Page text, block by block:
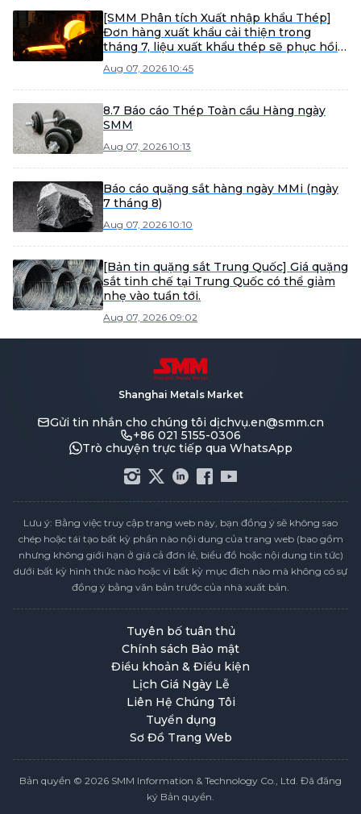
[SMM Phân tích Xuất nhập khẩu Thép]
Đơn hàng xuất khẩu cải thiện trong
tháng 7, liệu xuất khẩu thép sẽ phục hồi
Aug 07, 2026 10:45
8.7 Báo cáo Thép Toàn cầu Hàng ngày
SMM
Aug 07, 2026 10:13
Báo cáo quặng sắt hàng ngày MMi (ngày
7 tháng 8)
Aug 07, 2026 10:10
[Bản tin quặng sắt Trung Quốc] Giá quặng
sắt tinh chế tại Trung Quốc có thể giảm
nhẹ vào tuần tới.
Aug 07, 2026 09:02
Shanghai Metals Market
Gửi tin nhắn cho chúng tôi dịchvụ.en@smm.cn
+86 021 5155-0306
Trò chuyện trực tiếp qua WhatsApp
Lưu ý: Bằng việc truy cập trang web này, bạn đồng ý sẽ không sao
chép hoặc tái tạo bất kỳ phần nào nội dung của trang web (bao gồm
nhưng không giới hạn ở giá cả đơn lẻ, biểu đồ hoặc nội dung tin tức)
dưới bất kỳ hình thức nào hoặc vì bất kỳ mục đích nào mà không có sự
đồng ý bằng văn bản trước của nhà xuất bản.
Tuyên bố tuân thủ
Chính sách Bảo mật
Điều khoản & Điều kiện
Lịch Giá Ngày Lễ
Liên Hệ Chúng Tôi
Tuyển dụng
Sơ Đồ Trang Web
Bản quyền © 2026 SMM Information & Technology Co., Ltd. Đã đăng
ký Bản quyền.